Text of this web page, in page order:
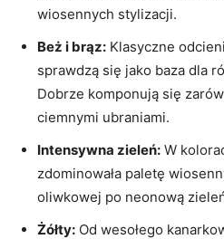
wiosennych stylizacji.
Beż i brąz: Klasyczne
sprawdzą się jako baza dla
Dobrze komponują się
ciemnymi ubraniami.
Intensywna zieleń: W
zdominowała paletę
oliwkowej po neonową
Żółty: Od wesołego